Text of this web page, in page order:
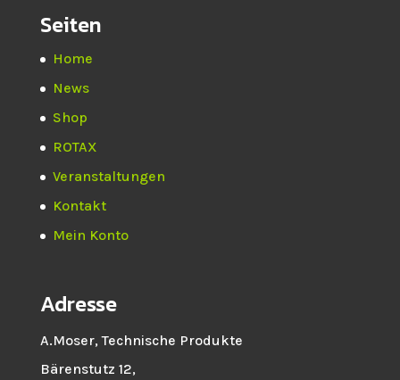
Seiten
Home
News
Shop
ROTAX
Veranstaltungen
Kontakt
Mein Konto
Adresse
A.Moser, Technische Produkte
Bärenstutz 12,